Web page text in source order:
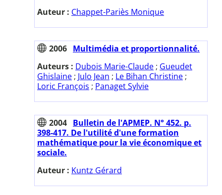
Auteur : Chappet-Pariès Monique
2006 Multimédia et proportionnalité.
Auteurs : Dubois Marie-Claude ; Gueudet
Ghislaine ; Julo Jean ; Le Bihan Christine ;
Loric François ; Panaget Sylvie
2004 Bulletin de l'APMEP. N° 452. p.
398-417. De l'utilité d'une formation
mathématique pour la vie économique et
sociale.
Auteur : Kuntz Gérard